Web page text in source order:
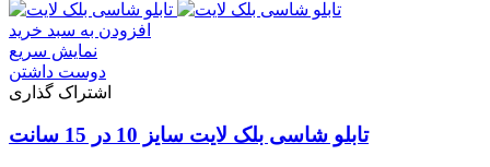
افزودن به سبد خرید
نمایش سریع
دوست داشتن
اشتراک گذاری
تابلو شاسی بلک لایت سایز 10 در 15 سانت